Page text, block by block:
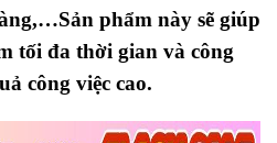
phẩm này sẽ giúp
tối đa thời gian và công
công việc cao.